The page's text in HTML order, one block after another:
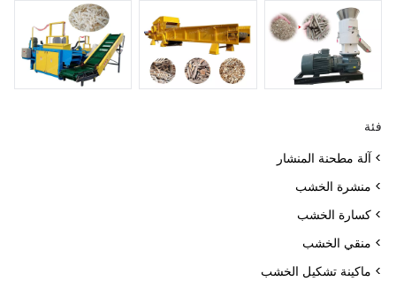
فئة
> آلة مطحنة المنشار
> منشرة الخشب
> كسارة الخشب
> منقي الخشب
> ماكينة تشكيل الخشب